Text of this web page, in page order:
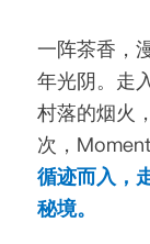
一阵茶香，
年光阴。走
村落的烟火
次，
循迹而入，
秘境。